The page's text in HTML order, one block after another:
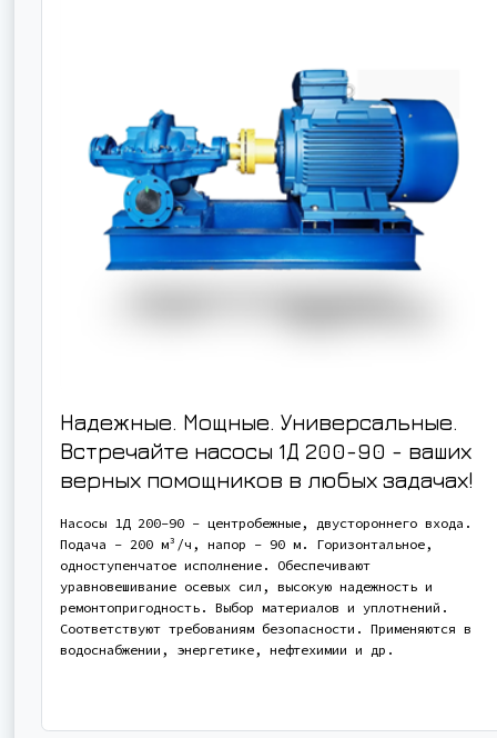
Надежные. Мощные. Универсальные.
Встречайте насосы 1Д 200-90 - ваших
верных помощников в любых задачах!
Насосы 1Д 200-90 - центробежные, двустороннего входа.
Подача - 200 м³/ч, напор - 90 м. Горизонтальное,
одноступенчатое исполнение. Обеспечивают
уравновешивание осевых сил, высокую надежность и
ремонтопригодность. Выбор материалов и уплотнений.
Соответствуют требованиям безопасности. Применяются в
водоснабжении, энергетике, нефтехимии и др.